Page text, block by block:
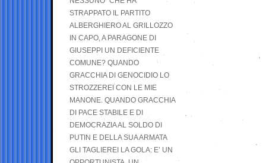
STRAPPATO IL PARTITO
ALBERGHIERO AL GRILLOZZO
IN CAPO, A PARAGONE DI
GIUSEPPI UN DEFICIENTE
COMUNE? QUANDO
GRACCHIA DI GENOCIDIO LO
STROZZEREI CON LE MIE
MANONE. QUANDO GRACCHIA
DI PACE STABILE E DI
DEMOCRAZIA AL SOLDO DI
PUTIN E DELLA SUA ARMATA
GLI TAGLIEREI LA GOLA: E’ UN